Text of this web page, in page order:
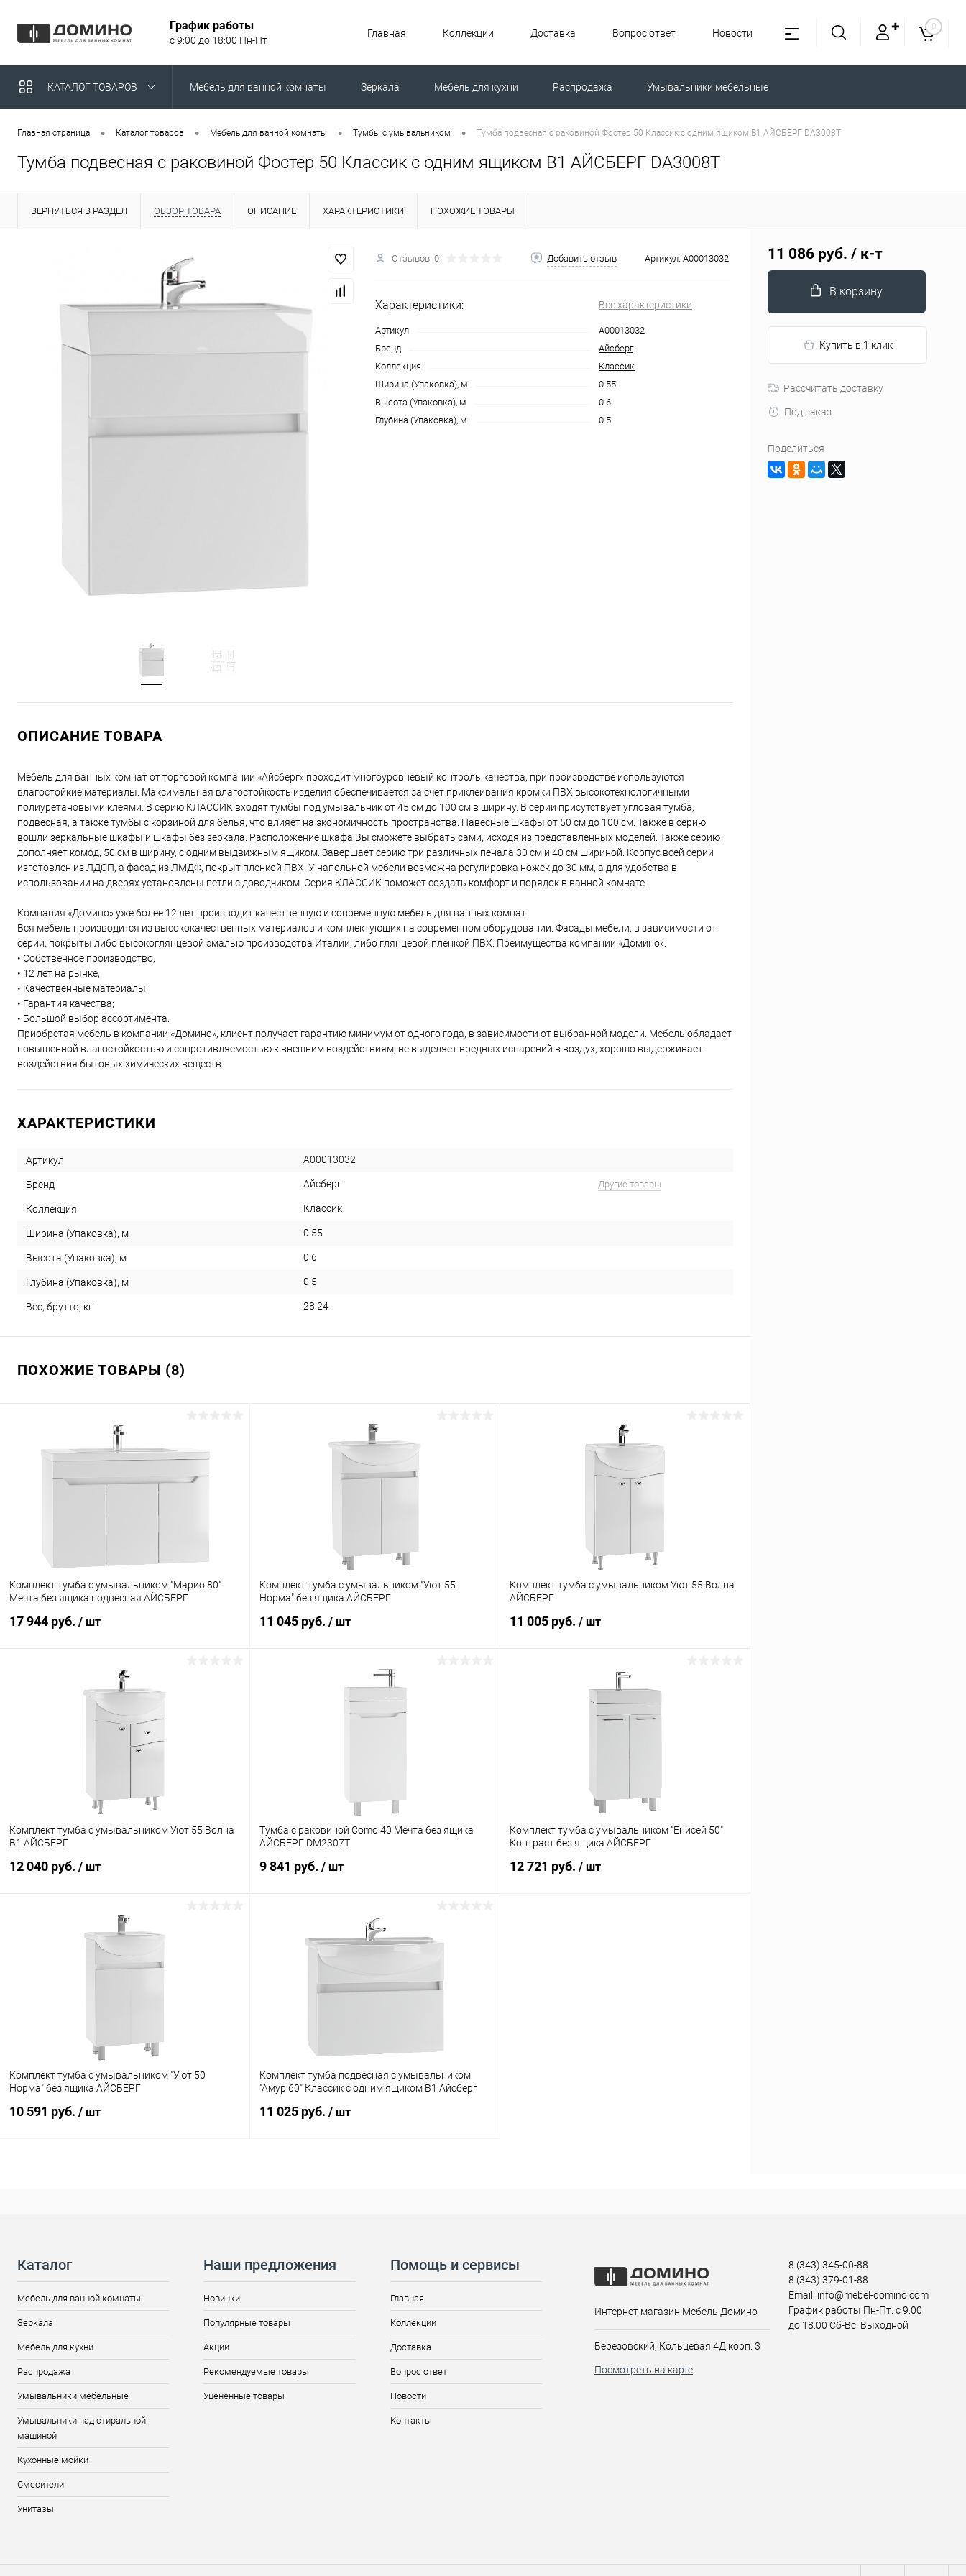
График работы
с 9:00 до 18:00 Пн-Пт
Главная Коллекции Доставка Вопрос ответ Новости
✚ 0
КАТАЛОГ ТОВАРОВ Мебель для ванной комнаты Зеркала Мебель для кухни Распродажа Умывальники мебельные
Умывальники над стиральной машиной Унитазы
Главная страница • Каталог товаров • Мебель для ванной комнаты • Тумбы с умывальником • Тумба подвесная с раковиной Фостер 50 Классик с одним ящиком В1 АЙСБЕРГ DA3008T
Тумба подвесная с раковиной Фостер 50 Классик с одним ящиком В1 АЙСБЕРГ DA3008T
ВЕРНУТЬСЯ В РАЗДЕЛ ОБЗОР ТОВАРА ОПИСАНИЕ ХАРАКТЕРИСТИКИ ПОХОЖИЕ ТОВАРЫ
Отзывов: 0 Добавить отзыв Артикул: A00013032
Характеристики: Все характеристики
Артикул
A00013032
Бренд
Айсберг
Коллекция
Классик
Ширина (Упаковка), м
0.55
Высота (Упаковка), м
0.6
Глубина (Упаковка), м
0.5
ОПИСАНИЕ ТОВАРА
Мебель для ванных комнат от торговой компании «Айсберг» проходит многоуровневый контроль качества, при производстве используются
влагостойкие материалы. Максимальная влагостойкость изделия обеспечивается за счет приклеивания кромки ПВХ высокотехнологичными
полиуретановыми клеями. В серию КЛАССИК входят тумбы под умывальник от 45 см до 100 см в ширину. В серии присутствует угловая тумба,
подвесная, а также тумбы с корзиной для белья, что влияет на экономичность пространства. Навесные шкафы от 50 см до 100 см. Также в серию
вошли зеркальные шкафы и шкафы без зеркала. Расположение шкафа Вы сможете выбрать сами, исходя из представленных моделей. Также серию
дополняет комод, 50 см в ширину, с одним выдвижным ящиком. Завершает серию три различных пенала 30 см и 40 см шириной. Корпус всей серии
изготовлен из ЛДСП, а фасад из ЛМДФ, покрыт пленкой ПВХ. У напольной мебели возможна регулировка ножек до 30 мм, а для удобства в
использовании на дверях установлены петли с доводчиком. Серия КЛАССИК поможет создать комфорт и порядок в ванной комнате.
Компания «Домино» уже более 12 лет производит качественную и современную мебель для ванных комнат.
Вся мебель производится из высококачественных материалов и комплектующих на современном оборудовании. Фасады мебели, в зависимости от
серии, покрыты либо высокоглянцевой эмалью производства Италии, либо глянцевой пленкой ПВХ. Преимущества компании «Домино»:
• Собственное производство;
• 12 лет на рынке;
• Качественные материалы;
• Гарантия качества;
• Большой выбор ассортимента.
Приобретая мебель в компании «Домино», клиент получает гарантию минимум от одного года, в зависимости от выбранной модели. Мебель обладает
повышенной влагостойкостью и сопротивляемостью к внешним воздействиям, не выделяет вредных испарений в воздух, хорошо выдерживает
воздействия бытовых химических веществ.
ХАРАКТЕРИСТИКИ
Артикул A00013032
Бренд Айсберг Другие товары
Коллекция Классик
Ширина (Упаковка), м 0.55
Высота (Упаковка), м 0.6
Глубина (Упаковка), м 0.5
Вес, брутто, кг 28.24
ПОХОЖИЕ ТОВАРЫ (8)
Комплект тумба с умывальником "Марио 80"
Мечта без ящика подвесная АЙСБЕРГ
17 944 руб. / шт
Комплект тумба с умывальником "Уют 55
Норма" без ящика АЙСБЕРГ
11 045 руб. / шт
Комплект тумба с умывальником Уют 55 Волна
АЙСБЕРГ
11 005 руб. / шт
Комплект тумба с умывальником Уют 55 Волна
В1 АЙСБЕРГ
12 040 руб. / шт
Тумба с раковиной Como 40 Мечта без ящика
АЙСБЕРГ DM2307T
9 841 руб. / шт
Комплект тумба с умывальником "Енисей 50"
Контраст без ящика АЙСБЕРГ
12 721 руб. / шт
Комплект тумба с умывальником "Уют 50
Норма" без ящика АЙСБЕРГ
10 591 руб. / шт
Комплект тумба подвесная с умывальником
"Амур 60" Классик с одним ящиком В1 Айсберг
11 025 руб. / шт
11 086 руб. / к-т
В корзину
Купить в 1 клик
Рассчитать доставку
Под заказ
Поделиться
Каталог
Мебель для ванной комнаты
Зеркала
Мебель для кухни
Распродажа
Умывальники мебельные
Умывальники над стиральной
машиной
Кухонные мойки
Смесители
Унитазы
Наши предложения
Новинки
Популярные товары
Акции
Рекомендуемые товары
Уцененные товары
Помощь и сервисы
Главная
Коллекции
Доставка
Вопрос ответ
Новости
Контакты
Интернет магазин Мебель Домино
Березовский, Кольцевая 4Д корп. 3
Посмотреть на карте
8 (343) 345-00-88
8 (343) 379-01-88
Email: info@mebel-domino.com
График работы Пн-Пт: с 9:00
до 18:00 Сб-Вс: Выходной